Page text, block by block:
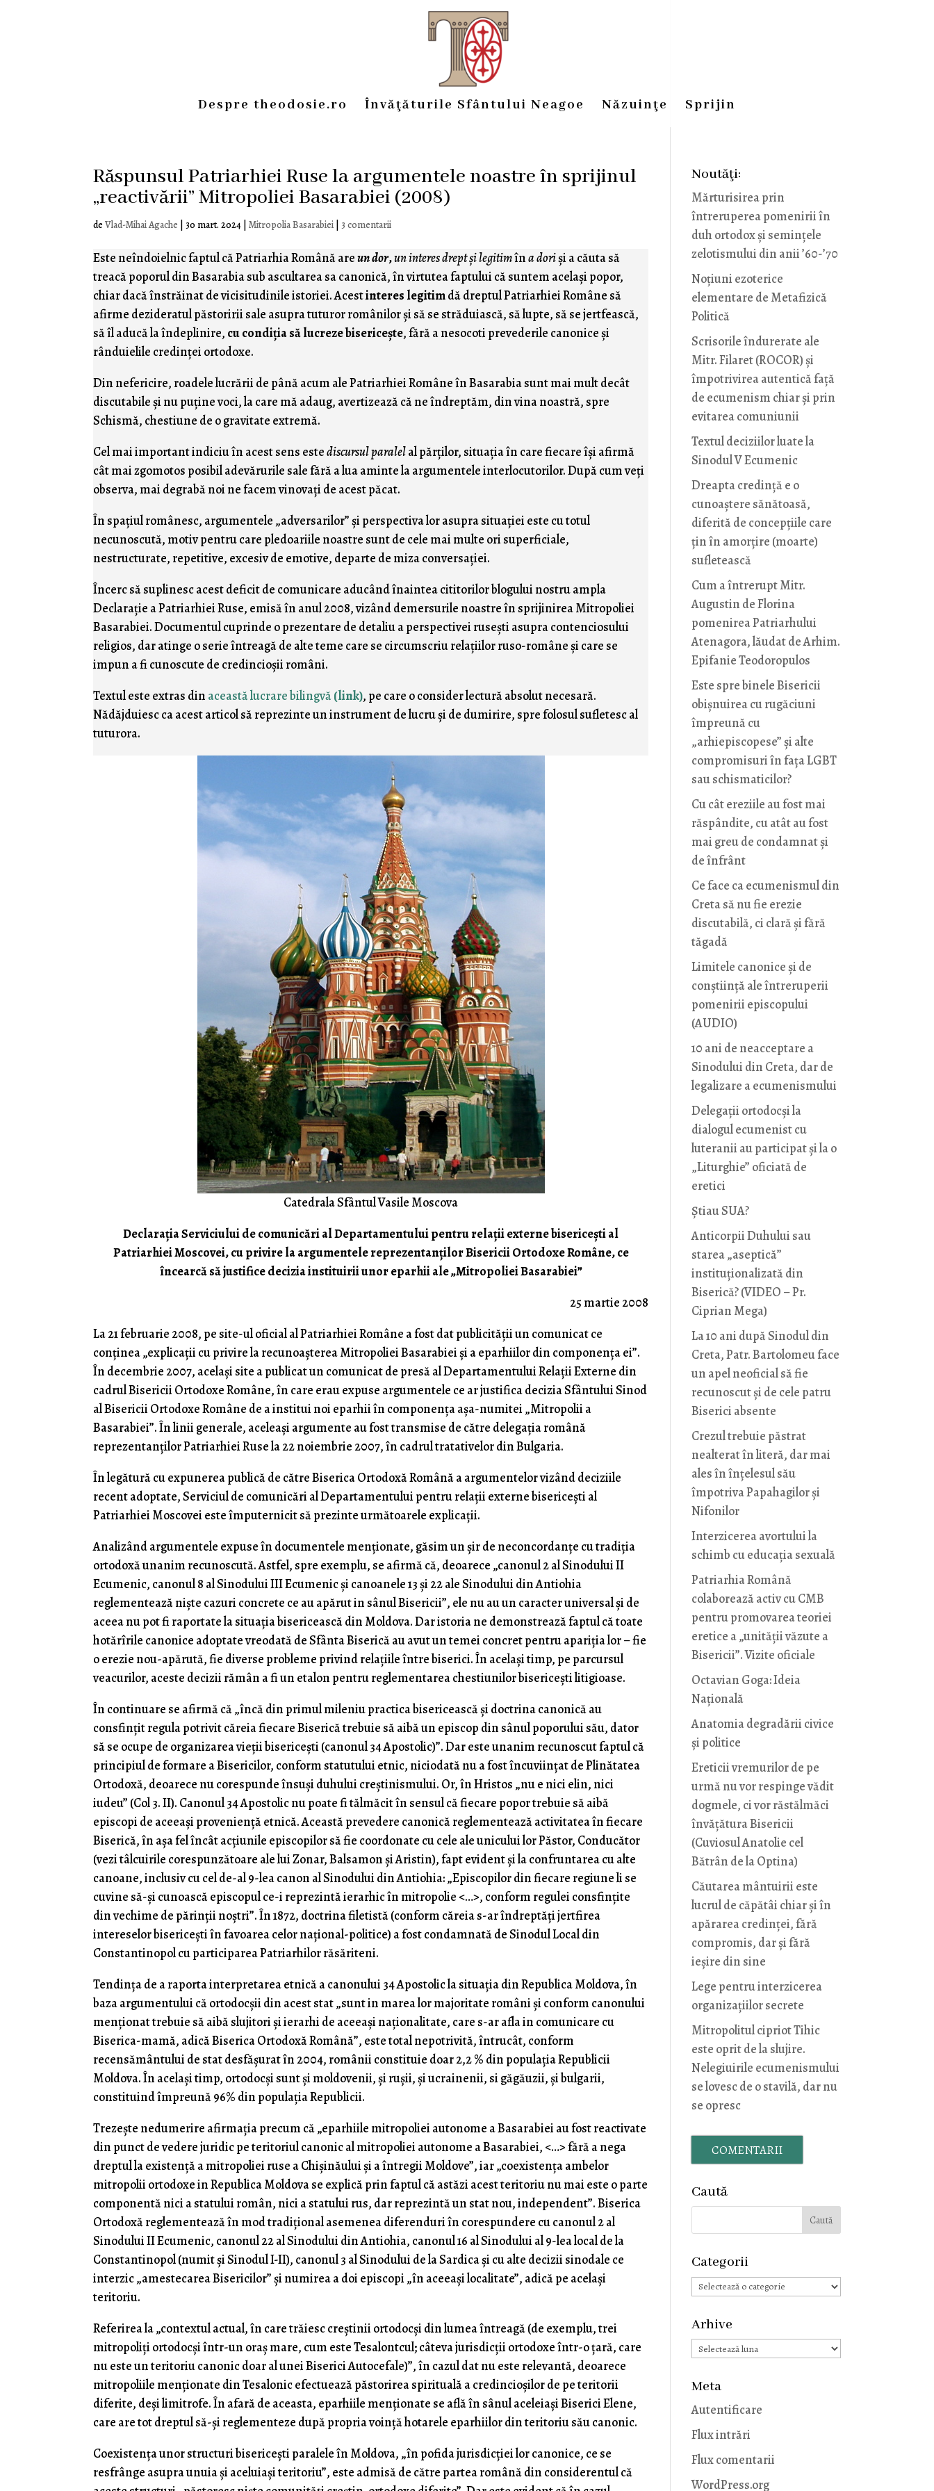
Despre theodosie.ro Învăţăturile Sfântului Neagoe Năzuinţe Sprijin
Răspunsul Patriarhiei Ruse la argumentele noastre în sprijinul
„reactivării” Mitropoliei Basarabiei (2008)
deVlad-Mihai Agache |30 mart. 2024 |Mitropolia Basarabiei |3 comentarii
Este neîndoielnic faptul că Patriarhia Română areun dor,un interes drept şi legitimîna dorişi a căuta să
treacă poporul din Basarabia sub ascultarea sa canonică, în virtutea faptului că suntem acelaşi popor,
chiar dacă înstrăinat de vicisitudinile istoriei. Acestinteres legitimdă dreptul Patriarhiei Române să
afirme dezideratul păstoririi sale asupra tuturor românilor şi să se străduiască, să lupte, să se jertfească,
să îl aducă la îndeplinire, cu condiţia să lucreze bisericeşte, fără a nesocoti prevederile canonice şi
rânduielile credinţei ortodoxe.
Din nefericire, roadele lucrării de până acum ale Patriarhiei Române în Basarabia sunt mai mult decât
discutabile şi nu puţine voci, la care mă adaug, avertizează că ne îndreptăm, din vina noastră, spre
Schismă, chestiune de o gravitate extremă.
Cel mai important indiciu în acest sens estediscursul paralelal părţilor, situaţia în care fiecare îşi afirmă
cât mai zgomotos posibil adevărurile sale fără a lua aminte la argumentele interlocutorilor. După cum veţi
observa, mai degrabă noi ne facem vinovaţi de acest păcat.
În spaţiul românesc, argumentele „adversarilor” şi perspectiva lor asupra situaţiei este cu totul
necunoscută, motiv pentru care pledoariile noastre sunt de cele mai multe ori superficiale,
nestructurate, repetitive, excesiv de emotive, departe de miza conversaţiei.
Încerc să suplinesc acest deficit de comunicare aducând înaintea cititorilor blogului nostru ampla
Declaraţie a Patriarhiei Ruse, emisă în anul 2008, vizând demersurile noastre în sprijinirea Mitropoliei
Basarabiei. Documentul cuprinde o prezentare de detaliu a perspectivei ruseşti asupra contenciosului
religios, dar atinge o serie întreagă de alte teme care se circumscriu relaţiilor ruso-române şi care se
impun a fi cunoscute de credincioşii români.
Textul este extras din această lucrare bilingvă(link), pe care o consider lectură absolut necesară.
Nădăjduiesc ca acest articol să reprezinte un instrument de lucru şi de dumirire, spre folosul sufletesc al
tuturora.
Catedrala Sfântul Vasile Moscova
Declaraţia Serviciului de comunicări al Departamentului pentru relaţii externe bisericeşti al
Patriarhiei Moscovei, cu privire la argumentele reprezentanţilor Bisericii Orto­doxe Române, ce
încearcă să justifice decizia instituirii unor eparhii ale „Mitropoliei Basara­biei”
25 martie 2008
La 21 februarie 2008, pe site-ul oficial al Patriarhiei Române a fost dat publicităţii un comu­nicat ce
conţinea „explicaţii cu privire la recunoaşterea Mitropoliei Basarabiei şi a eparhiilor din componenţa ei”.
În decembrie 2007, acelaşi site a publicat un comunicat de presă al Departa­mentului Relaţii Externe din
cadrul Bisericii Ortodoxe Române, în care erau expuse argumentele ce ar justifica decizia Sfântului Sinod
al Bisericii Ortodoxe Române de a institui noi eparhii în componenţa aşa-numitei „Mitropolii a
Basarabiei”. În linii generale, aceleaşi argumente au fost transmise de către delegaţia română
reprezentanţilor Patriarhiei Ruse la 22 noiembrie 2007, în cadrul tratativelor din Bulgaria.
În legătură cu expunerea publică de către Biserica Ortodoxă Română a argumentelor vizând deciziile
recent adoptate, Serviciul de comunicări al Departamentului pentru relaţii externe biseri­ceşti al
Patriarhiei Moscovei este împuternicit să prezinte următoarele explicaţii.
Analizând argumentele expuse în documentele menţionate, găsim un şir de neconcordanţe cu tradiţia
ortodoxă unanim recunoscută. Astfel, spre exemplu, se afirmă că, deoarece „canonul 2 al Sinodului II
Ecumenic, canonul 8 al Sinodului III Ecumenic şi canoanele 13 şi 22 ale Sinodului din Antiohia
reglementează nişte cazuri concrete ce au apărut in sânul Bisericii”, ele nu au un caracter universal şi de
aceea nu pot fi raportate la situaţia bisericească din Moldova. Dar istoria ne demonstrează faptul că toate
hotărîrile canonice adoptate vreodată de Sfânta Biserică au avut un temei concret pentru apariţia lor – fie
o erezie nou-apărută, fie diverse probleme privind relaţiile între biserici. În acelaşi timp, pe parcursul
veacurilor, aceste decizii rămân a fi un etalon pentru reglementarea chestiunilor bisericeşti litigioase.
În continuare se afirmă că „încă din primul mileniu practica bisericească şi doctrina canonică au
consfinţit regula potrivit căreia fiecare Biserică trebuie să aibă un episcop din sânul poporului său, dator
să se ocupe de organizarea vieţii bisericeşti (canonul 34 Apostolic)”. Dar este unanim recunoscut faptul că
principiul de formare a Bisericilor, conform statutului etnic, niciodată nu a fost încuviinţat de Plinătatea
Ortodoxă, deoarece nu corespunde însuşi duhului creştinismului. Or, în Hristos „nu e nici elin, nici
iudeu” (Col 3. II). Canonul 34 Apostolic nu poate fi tălmăcit în sensul că fiecare popor trebuie să aibă
episcopi de aceeaşi provenienţă etnică. Această prevedere canonică reglementează activitatea în fiecare
Biserică, în aşa fel încât acţiunile episcopilor să fie coordonate cu cele ale unicului lor Păstor, Conducător
(vezi tâlcuirile corespunzătoare ale lui Zonar, Balsamon şi Aristin), fapt evident şi la confruntarea cu alte
canoane, inclusiv cu cel de-al 9-lea canon al Sinodului din Antiohia: „Episcopilor din fiecare regiune li se
cuvine să-şi cunoască episcopul ce-i reprezintă ierarhic în mitropolie <…>, conform regulei consfinţite
din vechime de părinţii noştri”. În 1872, doctrina filetistă (conform căreia s-ar îndreptăţi jertfirea
intereselor bise­riceşti în favoarea celor naţional-politice) a fost condamnată de Sinodul Local din
Constantinopol cu participarea Patriarhilor răsăriteni.
Tendinţa de a raporta interpretarea etnică a canonului 34 Apostolic la situaţia din Republica Moldova, în
baza argumentului că ortodocşii din acest stat „sunt in marea lor majoritate români şi conform canonului
menţionat trebuie să aibă slujitori şi ierarhi de aceeaşi naţionalitate, care s-ar afla in comunicare cu
Biserica-mamă, adică Biserica Ortodoxă Română”, este total nepotrivită, întrucât, conform
recensământului de stat desfăşurat în 2004, românii constituie doar 2,2 % din populaţia Republicii
Moldova. În acelaşi timp, ortodocşi sunt şi moldovenii, şi ruşii, şi ucrainenii, si găgăuzii, şi bulgarii,
constituind împreună 96% din populaţia Republicii.
Trezeşte nedumerire afirmaţia precum că „eparhiile mitropoliei autonome a Basarabiei au fost reactivate
din punct de vedere juridic pe teritoriul canonic al mitropoliei autonome a Basarabiei, <…> fără a nega
dreptul la existenţă a mitropoliei ruse a Chişinăului şi a întregii Moldove”, iar „coexistenţa ambelor
mitropolii ortodoxe in Republica Moldova se explică prin faptul că astăzi acest teritoriu nu mai este o parte
componentă nici a statului român, nici a statului rus, dar re­prezintă un stat nou, independent”. Biserica
Ortodoxă reglementează în mod tradiţional asemenea diferenduri în corespundere cu canonul 2 al
Sinodului II Ecumenic, canonul 22 al Sinodului din Antiohia, canonul 16 al Sinodului al 9-lea local de la
Constantinopol (numit şi Sinodul I-II), cano­nul 3 al Sinodului de la Sardica şi cu alte decizii sinodale ce
interzic „amestecarea Bisericilor” şi numirea a doi episcopi „în aceeaşi localitate”, adică pe acelaşi
teritoriu.
Referirea la „contextul actual, în care trăiesc creştinii ortodocşi din lumea întreagă (de exem­plu, trei
mitropoliţi ortodocşi într-un oraş mare, cum este Tesalontcul; câteva jurisdicţii ortodoxe într-o ţară, care
nu este un teritoriu canonic doar al unei Biserici Autocefale)”, în cazul dat nu este relevantă, deoarece
mitropoliile menţionate din Tesalonic efectuează păstorirea spirituală a credincioşilor de pe teritorii
diferite, deşi limitrofe. În afară de aceasta, eparhiile menţionate se află în sânul aceleiaşi Biserici Elene,
care are tot dreptul să-şi reglementeze după propria voinţă hotarele eparhiilor din teritoriu său canonic.
Coexistenţa unor structuri bisericeşti paralele în Moldova, „în pofida jurisdicţiei lor canonice, ce se
resfrânge asupra unuia şi aceluiaşi teritoriu”, este admisă de către partea română din consi­derentul că
Noutăţi:
Mărturisirea prin
întreruperea pomenirii în
duh ortodox și semințele
zelotismului din anii ’60-’70
Noţiuni ezoterice
elementare de Metafizică
Politică
Scrisorile îndurerate ale
Mitr. Filaret (ROCOR) și
împotrivirea autentică față
de ecumenism chiar și prin
evitarea comuniunii
Textul deciziilor luate la
Sinodul V Ecumenic
Dreapta credință e o
cunoaștere sănătoasă,
diferită de concepțiile care
țin în amorțire (moarte)
sufletească
Cum a întrerupt Mitr.
Augustin de Florina
pomenirea Patriarhului
Atenagora, lăudat de Arhim.
Epifanie Teodoropulos
Este spre binele Bisericii
obișnuirea cu rugăciuni
împreună cu
„arhiepiscopese” și alte
compromisuri în fața LGBT
sau schismaticilor?
Cu cât ereziile au fost mai
răspândite, cu atât au fost
mai greu de condamnat și
de înfrânt
Ce face ca ecumenismul din
Creta să nu fie erezie
discutabilă, ci clară și fără
tăgadă
Limitele canonice și de
conștiință ale întreruperii
pomenirii episcopului
(AUDIO)
10 ani de neacceptare a
Sinodului din Creta, dar de
legalizare a ecumenismului
Delegații ortodocși la
dialogul ecumenist cu
luteranii au participat și la o
„Liturghie” oficiată de
eretici
Știau SUA?
Anticorpii Duhului sau
starea „aseptică”
instituționalizată din
Biserică? (VIDEO – Pr.
Ciprian Mega)
La 10 ani după Sinodul din
Creta, Patr. Bartolomeu face
un apel neoficial să fie
recunoscut și de cele patru
Biserici absente
Crezul trebuie păstrat
nealterat în literă, dar mai
ales în înțelesul său
împotriva Papahagilor și
Nifonilor
Interzicerea avortului la
schimb cu educaţia sexuală
Patriarhia Română
colaborează activ cu CMB
pentru promovarea teoriei
eretice a „unității văzute a
Bisericii”. Vizite oficiale
Octavian Goga: Ideia
Naţională
Anatomia degradării civice
și politice
Ereticii vremurilor de pe
urmă nu vor respinge vădit
dogmele, ci vor răstălmăci
învățătura Bisericii
(Cuviosul Anatolie cel
Bătrân de la Optina)
Căutarea mântuirii este
lucrul de căpătâi chiar și în
apărarea credinței, fără
compromis, dar și fără
ieșire din sine
Lege pentru interzicerea
organizaţiilor secrete
Mitropolitul cipriot Tihic
este oprit de la slujire.
Nelegiuirile ecumenismului
se lovesc de o stavilă, dar nu
se opresc
COMENTARII
Caută
Categorii
Categorii
Arhive
Arhive
Meta
Autentificare
Flux intrări
Flux comentarii
WordPress.org